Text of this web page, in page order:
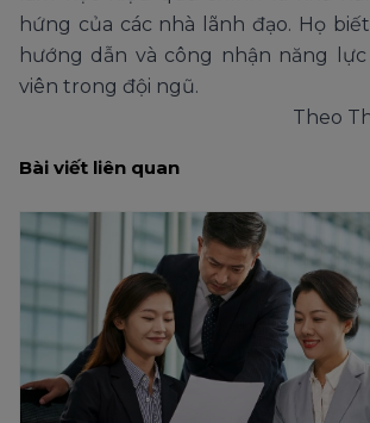
hứng của các nhà lãnh đạo. Họ
hướng dẫn và công nhận năng
viên trong đội ngũ.
Theo
Bài viết liên quan